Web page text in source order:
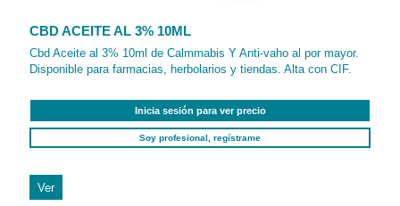
CBD ACEITE AL 3% 10ML
Cbd Aceite al 3% 10ml de Calmmabis Y Anti-vaho al por mayor.
Disponible para farmacias, herbolarios y tiendas. Alta con CIF.
Inicia sesión para ver precio
Soy profesional, regístrame
Ver